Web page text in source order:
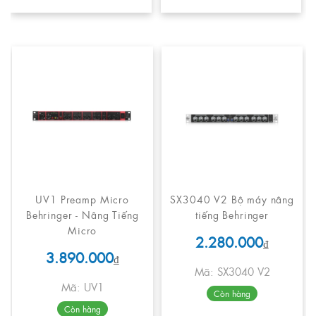
UV1 Preamp Micro
Behringer - Nâng Tiếng
Micro
3.890.000₫
Mã: UV1
Còn hàng
SX3040 V2 Bộ máy nâng
tiếng Behringer
2.280.000₫
Mã: SX3040 V2
Còn hàng